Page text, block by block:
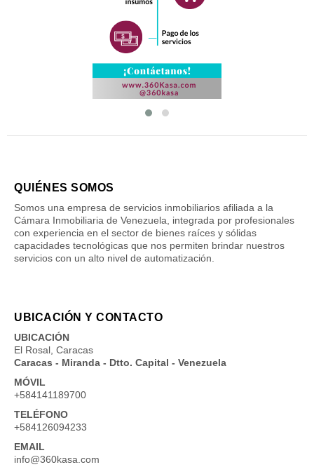
QUIÉNES SOMOS
Somos una empresa de servicios inmobiliarios afiliada a la
Cámara Inmobiliaria de Venezuela, integrada por profesionales
con experiencia en el sector de bienes raíces y sólidas
capacidades tecnológicas que nos permiten brindar nuestros
servicios con un alto nivel de automatización.
UBICACIÓN Y CONTACTO
UBICACIÓN
El Rosal, Caracas
Caracas - Miranda - Dtto. Capital - Venezuela
MÓVIL
+584141189700
TELÉFONO
+584126094233
EMAIL
info@360kasa.com